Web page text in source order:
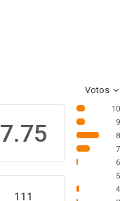
Votos
7.75
111
10
9
8
7
6
5
4